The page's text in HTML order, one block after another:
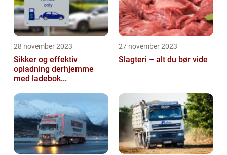
28 november 2023
Sikker og effektiv
opladning derhjemme
med ladebok...
27 november 2023
Slagteri – alt du bør vide